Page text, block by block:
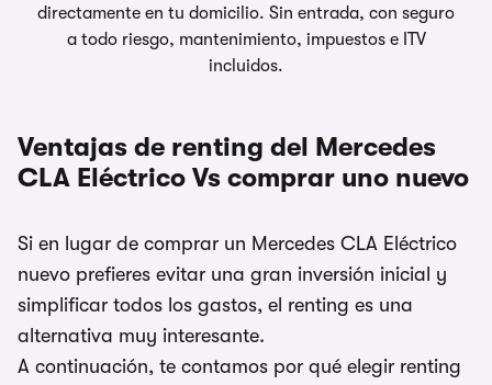
directamente en tu domicilio. Sin entrada, con seguro
a todo riesgo, mantenimiento, impuestos e ITV
incluidos.
Ventajas de renting del Mercedes
CLA Eléctrico Vs comprar uno nuevo
Si en lugar de comprar un Mercedes CLA Eléctrico
nuevo prefieres evitar una gran inversión inicial y
simplificar todos los gastos, el renting es una
alternativa muy interesante.
A continuación, te contamos por qué elegir renting